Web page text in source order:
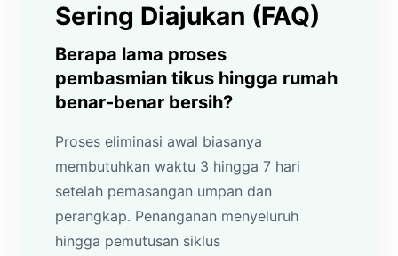
Sering Diajukan (FAQ)
Berapa lama proses
pembasmian tikus hingga rumah
benar-benar bersih?
Proses eliminasi awal biasanya
membutuhkan waktu 3 hingga 7 hari
setelah pemasangan umpan dan
perangkap. Penanganan menyeluruh
hingga pemutusan siklus